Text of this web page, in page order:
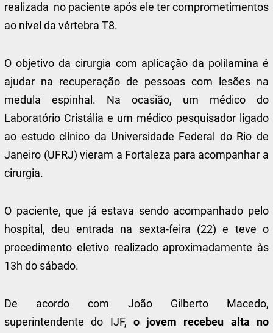
realizada no paciente após ele ter comprometimentos
ao nível da vértebra T8.
O objetivo da cirurgia com aplicação da polilamina é
ajudar na recuperação de pessoas com lesões na
medula espinhal. Na ocasião, um médico do
Laboratório Cristália e um médico pesquisador ligado
ao estudo clínico da Universidade Federal do Rio de
Janeiro (UFRJ) vieram a Fortaleza para acompanhar a
cirurgia.
O paciente, que já estava sendo acompanhado pelo
hospital, deu entrada na sexta-feira (22) e teve o
procedimento eletivo realizado aproximadamente às
13h do sábado.
De acordo com João Gilberto Macedo,
superintendente do IJF, o jovem recebeu alta no